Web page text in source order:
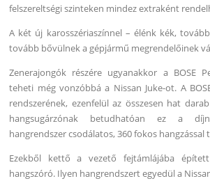
felszereltségi szinteken mindez extraként
A két új karosszériaszínnel – élénk kék,
tovább bővülnek a gépjármű megrendelőinek
Zenerajongók részére ugyanakkor a BOSE
teheti még vonzóbbá a Nissan Juke-ot. A
rendszerének, ezenfelül az összesen hat
hangsugárzónak betudhatóan ez a
hangrendszer csodálatos, 360 fokos hangzással
Ezekből kettő a vezető fejtámlájába épített
hangszóró. Ilyen hangrendszert egyedül a